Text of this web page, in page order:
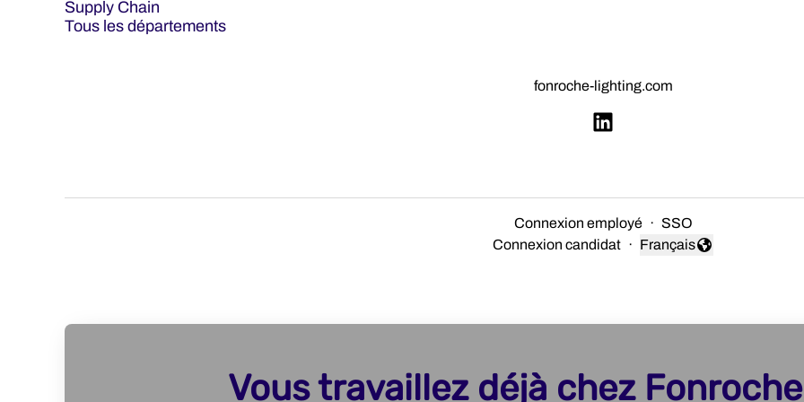
Supply Chain
Tous les départements
fonroche-lighting.com
Connexion employé · SSO
Connexion candidat ·
Changer la langue
Français
Vous travaillez déjà chez